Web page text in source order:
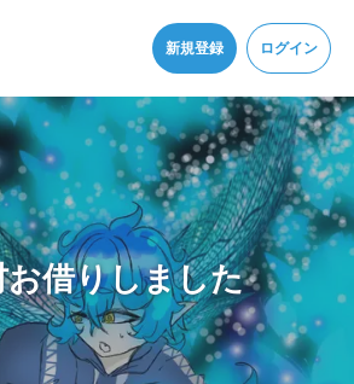
新規登録 ログイン
日付で プライパシーポリシーを改定しました。
け取るにはここをクリックします
アプリでさらに快適に！
アプリをインストール
お借りしました